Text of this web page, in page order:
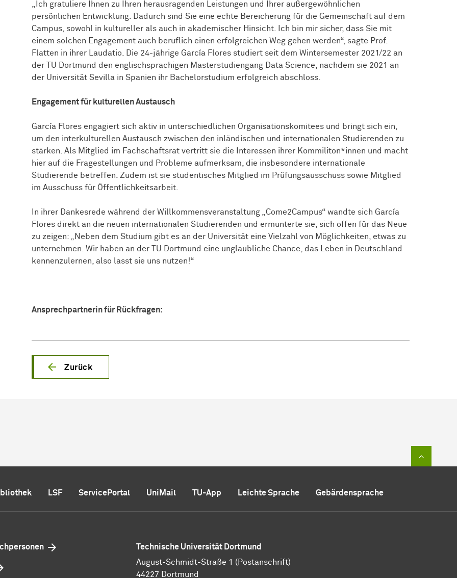
„Ich gratuliere Ihnen zu Ihren herausragenden Leistungen und Ihrer außergewöhnlichen
persönlichen Entwicklung. Dadurch sind Sie eine echte Bereicherung für die Gemeinschaft auf dem
Campus, sowohl in kultureller als auch in akademischer Hinsicht. Ich bin mir sicher, dass Sie mit
einem solchen Engagement auch beruflich einen erfolgreichen Weg gehen werden“, sagte Prof.
Flatten in ihrer Laudatio. Die 24-jährige García Flores studiert seit dem Wintersemester 2021/22 an
der TU Dortmund den englischsprachigen Masterstudiengang Data Science, nachdem sie 2021 an
der Universität Sevilla in Spanien ihr Bachelorstudium erfolgreich abschloss.
Engagement für kulturellen Austausch
García Flores engagiert sich aktiv in unterschiedlichen Organisationskomitees und bringt sich ein,
um den interkulturellen Austausch zwischen den inländischen und internationalen Studierenden zu
stärken. Als Mitglied im Fachschaftsrat vertritt sie die Interessen ihrer Kommiliton*innen und macht
hier auf die Fragestellungen und Probleme aufmerksam, die insbesondere internationale
Studierende betreffen. Zudem ist sie studentisches Mitglied im Prüfungsausschuss sowie Mitglied
im Ausschuss für Öffentlichkeitsarbeit.
In ihrer Dankesrede während der Willkommensveranstaltung „Come2Campus“ wandte sich García
Flores direkt an die neuen internationalen Studierenden und ermunterte sie, sich offen für das Neue
zu zeigen: „Neben dem Studium gibt es an der Universität eine Vielzahl von Möglichkeiten, etwas zu
unternehmen. Wir haben an der TU Dortmund eine unglaubliche Chance, das Leben in Deutschland
kennenzulernen, also lasst sie uns nutzen!“
Ansprechpartnerin für Rückfragen:
Zurück
LSF ServicePortal UniMail TU-App Leichte Sprache Gebärdensprache
Technische Universität Dortmund
August-Schmidt-Straße 1 (Postanschrift)
44227 Dortmund